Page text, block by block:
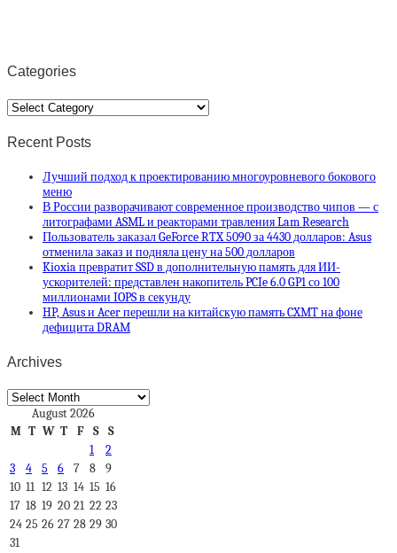
Categories
Categories
Recent Posts
Лучший подход к проектированию многоуровневого бокового
меню
В России разворачивают современное производство чипов — с
литографами ASML и реакторами травления Lam Research
Пользователь заказал GeForce RTX 5090 за 4430 долларов: Asus
отменила заказ и подняла цену на 500 долларов
Kioxia превратит SSD в дополнительную память для ИИ-
ускорителей: представлен накопитель PCIe 6.0 GP1 со 100
миллионами IOPS в секунду
HP, Asus и Acer перешли на китайскую память CXMT на фоне
дефицита DRAM
Archives
Archives
August 2026
M T W T F S
S
1
2
3
4 5 6 7 8
9
10 11 12 13 14 15 16
17 18 19 20 21 22 23
24 25 26 27 28 29 30
31